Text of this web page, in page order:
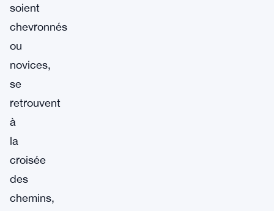
soient
chevronnés
ou
novices,
se
retrouvent
à
la
croisée
des
chemins,